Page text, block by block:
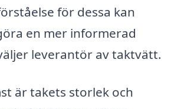
för dessa kan
en mer informerad
leverantör av taktvätt.
är takets storlek och